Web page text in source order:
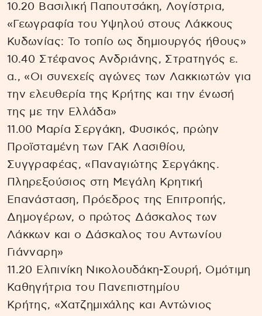
10.20 Βασιλική Παπουτσάκη, Λογίστρια,
«Γεωγραφία του Υψηλού στους Λάκκους
Κυδωνίας: Το τοπίο ως δημιουργός ήθους»
10.40 Στέφανος Ανδριάνης, Στρατηγός ε.
α., «Οι συνεχείς αγώνες των Λακκιωτών για
την ελευθερία της Κρήτης και την ένωσή
της με την Ελλάδα»
11.00 Μαρία Σεργάκη, Φυσικός, πρώην
Προϊσταμένη των ΓΑΚ Λασιθίου,
Συγγραφέας, «Παναγιώτης Σεργάκης.
Πληρεξούσιος στη Μεγάλη Κρητική
Επανάσταση, Πρόεδρος της Επιτροπής,
Δημογέρων, ο πρώτος Δάσκαλος των
Λάκκων και ο Δάσκαλος του Αντωνίου
Γιάνναρη»
11.20 Ελπινίκη Νικολουδάκη-Σουρή, Ομότιμη
Καθηγήτρια του Πανεπιστημίου
Κρήτης, «Χατζημιχάλης και Αντώνιος